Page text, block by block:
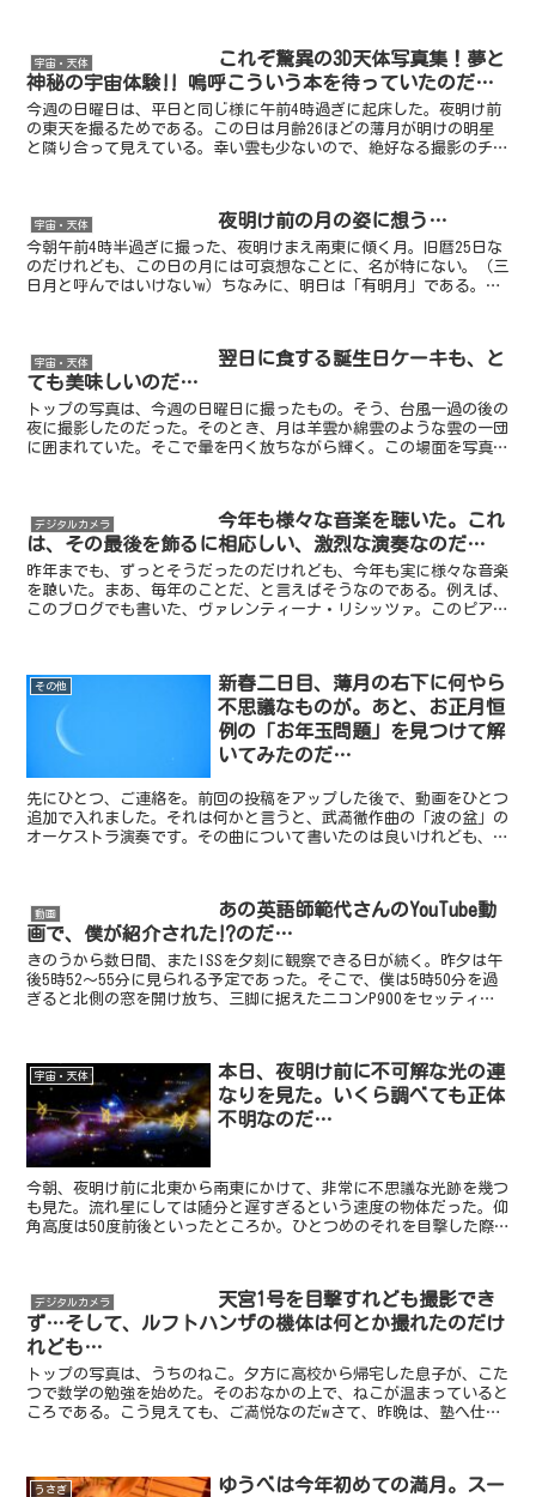
宇宙・天体
これぞ驚異の3D天体写真集！夢と
神秘の宇宙体験‼︎ 嗚呼こういう本を待っていたのだ…
今週の日曜日は、平日と同じ様に午前4時過ぎに起床した。夜明け前
の東天を撮るためである。この日は月齢26ほどの薄月が明けの明星
と隣り合って見えている。幸い雲も少ないので、絶好なる撮影のチャ
宇宙・天体 夜明け前の月の姿に想う…
今朝午前4時半過ぎに撮った、夜明けまえ南東に傾く月。旧暦25日な
のだけれども、この日の月には可哀想なことに、名が特にない。（三
日月と呼んではいけないw）ちなみに、明日は「有明月」である。日
宇宙・天体
翌日に食する誕生日ケーキも、と
ても美味しいのだ…
トップの写真は、今週の日曜日に撮ったもの。そう、台風一過の後の
夜に撮影したのだった。そのとき、月は羊雲か綿雲のような雲の一団
に囲まれていた。そこで暈を円く放ちながら輝く。この場面を写真に
デジタルカメラ
今年も様々な音楽を聴いた。これ
は、その最後を飾るに相応しい、激烈な演奏なのだ…
昨年までも、ずっとそうだったのだけれども、今年も実に様々な音楽
を聴いた。まあ、毎年のことだ、と言えばそうなのである。例えば、
このブログでも書いた、ヴァレンティーナ・リシッツァ。このピアニ
その他
新春二日目、薄月の右下に何やら
不思議なものが。あと、お正月恒
例の「お年玉問題」を見つけて解
いてみたのだ…
先にひとつ、ご連絡を。前回の投稿をアップした後で、動画をひとつ
追加で入れました。それは何かと言うと、武満徹作曲の「波の盆」の
オーケストラ演奏です。その曲について書いたのは良いけれども、ど
動画
あの英語師範代さんのYouTube動
画で、僕が紹介された⁉︎のだ…
きのうから数日間、またISSを夕刻に観察できる日が続く。昨夕は午
後5時52〜55分に見られる予定であった。そこで、僕は5時50分を過
ぎると北側の窓を開け放ち、三脚に据えたニコンP900をセッティン
宇宙・天体
本日、夜明け前に不可解な光の連
なりを見た。いくら調べても正体
不明なのだ…
今朝、夜明け前に北東から南東にかけて、非常に不思議な光跡を幾つ
も見た。流れ星にしては随分と遅すぎるという速度の物体だった。仰
角高度は50度前後といったところか。ひとつめのそれを目撃した際
デジタルカメラ
天宮1号を目撃すれども撮影でき
ず…そして、ルフトハンザの機体は何とか撮れたのだけ
れども…
トップの写真は、うちのねこ。夕方に高校から帰宅した息子が、こた
つで数学の勉強を始めた。そのおなかの上で、ねこが温まっていると
ころである。こう見えても、ご満悦なのだwさて、昨晩は、塾へ仕事
うさぎ
ゆうべは今年初めての満月。スー